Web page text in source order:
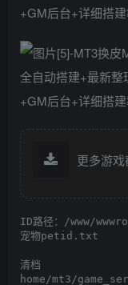
更多游戏
ID路径：/www/
宠物petid.txt
清档
home/mt3/